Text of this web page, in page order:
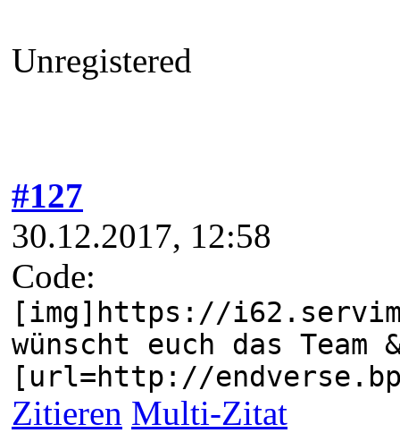
Unregistered
#127
30.12.2017, 12:58
Code:
[img]https://
wünscht euch das Team
[url=http://
Zitieren Multi-Zitat